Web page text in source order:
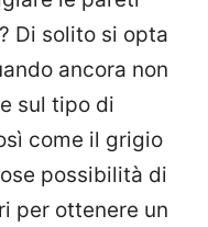
Di solito si opta
ancora non
sul tipo di
come il grigio
possibilità di
per ottenere un